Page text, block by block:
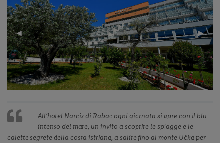
Previous
Slide
◀︎
Next
Slide
▶︎
All’hotel Narcis di Rabac ogni giornata si apre con il blu
intenso del mare, un invito a scoprire le spiagge e le
calette segrete della costa istriana, a salire fino al monte Učka per